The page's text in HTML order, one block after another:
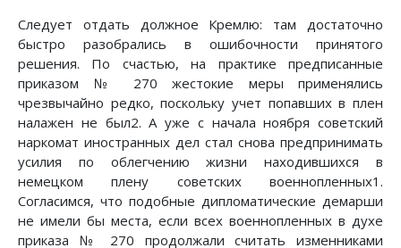
Следует отдать должное Кремлю: там достаточно
быстро разобрались в ошибочности принятого
решения. По счастью, на практике предписанные
приказом № 270 жестокие меры применялись
чрезвычайно редко, поскольку учет попавших в плен
налажен не был2. А уже с начала ноября советский
наркомат иностранных дел стал снова предпринимать
усилия по облегчению жизни находившихся в
немецком плену советских военнопленных1.
Согласимся, что подобные дипломатические демарши
не имели бы места, если всех военнопленных в духе
приказа № 270 продолжали считать изменниками